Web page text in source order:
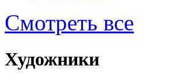
Смотреть все
Художники